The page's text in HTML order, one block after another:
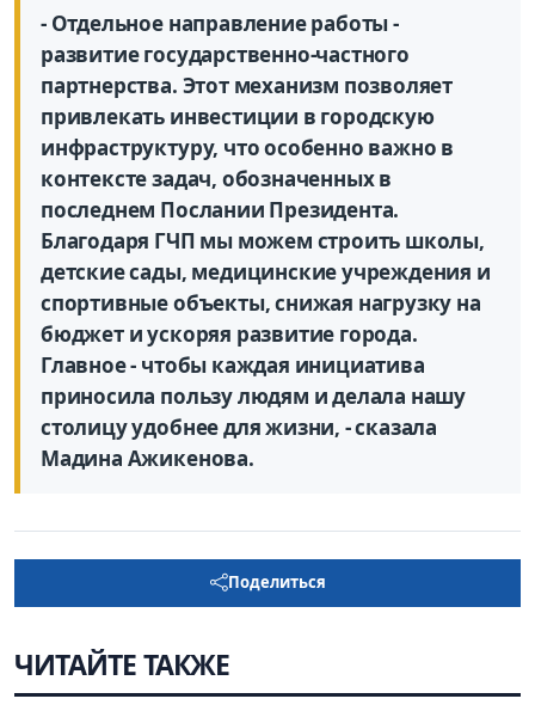
- Отдельное направление работы -
развитие государственно-частного
партнерства. Этот механизм позволяет
привлекать инвестиции в городскую
инфраструктуру, что особенно важно в
контексте задач, обозначенных в
последнем Послании Президента.
Благодаря ГЧП мы можем строить школы,
детские сады, медицинские учреждения и
спортивные объекты, снижая нагрузку на
бюджет и ускоряя развитие города.
Главное - чтобы каждая инициатива
приносила пользу людям и делала нашу
столицу удобнее для жизни, - сказала
Мадина Ажикенова.
Поделиться
ЧИТАЙТЕ ТАКЖЕ